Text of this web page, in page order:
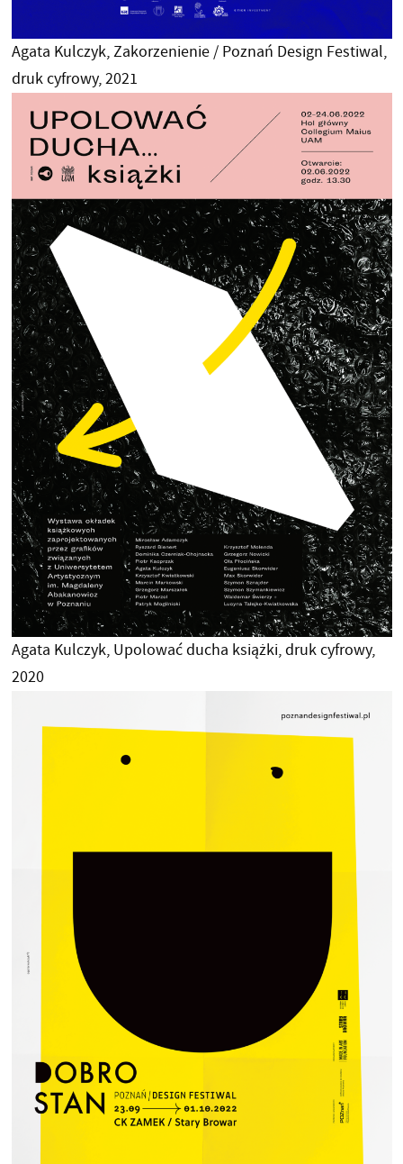
Agata Kulczyk, Zakorzenienie / Poznań Design Festiwal,
druk cyfrowy, 2021
Agata Kulczyk, Upolować ducha książki, druk cyfrowy,
2020